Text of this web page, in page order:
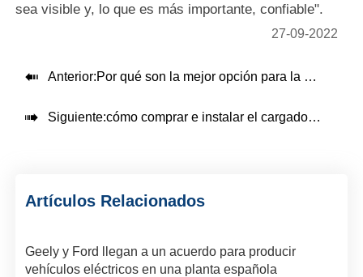
sea visible y, lo que es más importante, confiable".
27-09-2022
 Anterior:Por qué son la mejor opción para la estación de carga OEM ev
 Siguiente:cómo comprar e instalar el cargador ev correcto
Artículos Relacionados
Geely y Ford llegan a un acuerdo para producir
vehículos eléctricos en una planta española